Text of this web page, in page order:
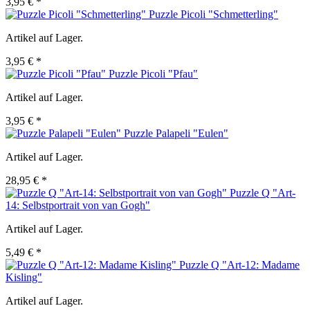
Puzzle Picoli "Schmetterling"
Artikel auf Lager.
3,95 € *
Puzzle Picoli "Pfau"
Artikel auf Lager.
3,95 € *
Puzzle Palapeli "Eulen"
Artikel auf Lager.
28,95 € *
Puzzle Q "Art-
14: Selbstportrait von van Gogh"
Artikel auf Lager.
5,49 € *
Puzzle Q "Art-12: Madame
Kisling"
Artikel auf Lager.